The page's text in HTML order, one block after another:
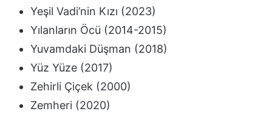
Yeşil Vadi’nin Kızı (2023)
Yılanların Öcü (2014-2015)
Yuvamdaki Düşman (2018)
Yüz Yüze (2017)
Zehirli Çiçek (2000)
Zemheri (2020)